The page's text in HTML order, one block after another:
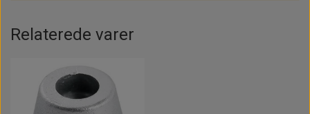
Relaterede varer